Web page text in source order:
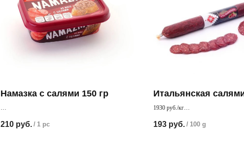
Намазка с салями 150 гр
получается прекрасный бутерброд
210 руб. / 1 pc
Итальянская
1930 руб./кг
ароматных специй
193 руб. / 100 g